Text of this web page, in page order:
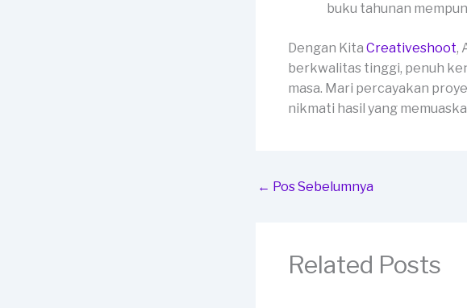
buku tahunan
Dengan Kita Creativeshoot,
berkwalitas tinggi, penuh
masa. Mari percayakan
nikmati hasil yang
← Pos Sebelumnya
Related Posts